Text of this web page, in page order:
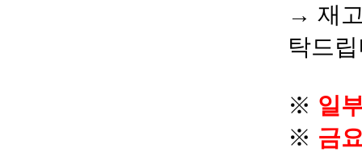
→ 재
탁드
※ 일
※ 금